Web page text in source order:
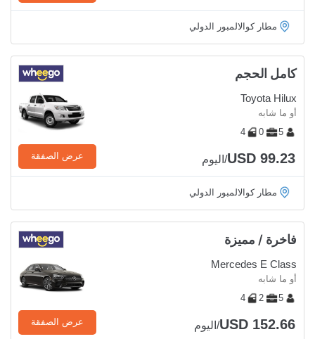
مطار كوالالمبور الدولي
كامل الحجم
Toyota Hilux
أو ما شابه
5
0
4
USD 99.23/اليوم عرض الصفقة
مطار كوالالمبور الدولي
فاخرة / مميزة
Mercedes E Class
أو ما شابه
5
2
4
USD 152.66/اليوم عرض الصفقة